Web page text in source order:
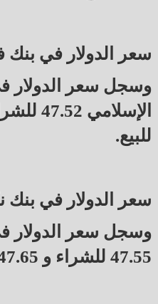
سعر الدولار في
وسجل سعر الدولار
للبيع.
سعر الدولار في
وسجل سعر الدولار
47.55 للشراء و 47.65 جنيه للبيع.